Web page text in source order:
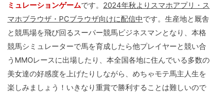
ミュレーションゲームです。 2024年秋よりスマホアプリ・ス
マホブラウザ・PCブラウザ向けに配信中です。生産地と厩舎
と競馬場を飛び回るスーパー競馬ビジネスマンとなり、本格
競馬シミュレーターで馬を育成したら他プレイヤーと競い合
うMMOレースに出場したり、本全国各地に住んでいる多数の
美女達の好感度を上げたりしながら、めちゃモテ馬主人生を
楽しみましょう！いきなり重賞で勝利することは難しいので